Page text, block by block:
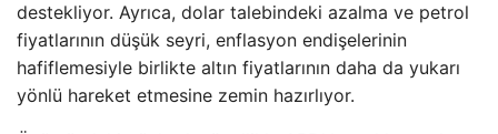
destekliyor. Ayrıca, dolar talebindeki azalma ve petrol
fiyatlarının düşük seyri, enflasyon endişelerinin
hafiflemesiyle birlikte altın fiyatlarının daha da yukarı
yönlü hareket etmesine zemin hazırlıyor.